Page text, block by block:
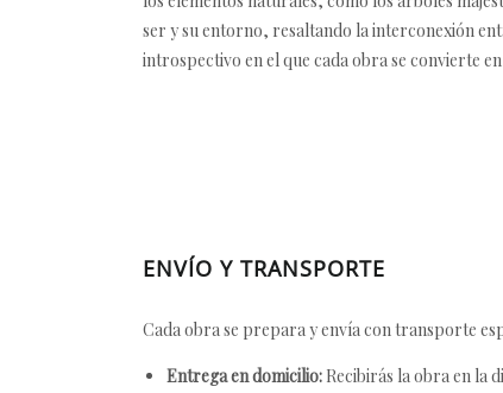
ser y su entorno, resaltando la interconexión
introspectivo en el que cada obra se convierte
ENVÍO Y TRANSPORTE
Cada obra se prepara y envía con transporte
Entrega en domicilio: Recibirás la obra en la